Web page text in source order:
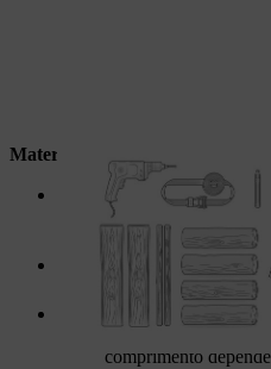
Materiais
Para o tampo:
2 tábuas (pelo
depende do
Um toro (aprox. 20
Um toro (aprox. 10
comprimento